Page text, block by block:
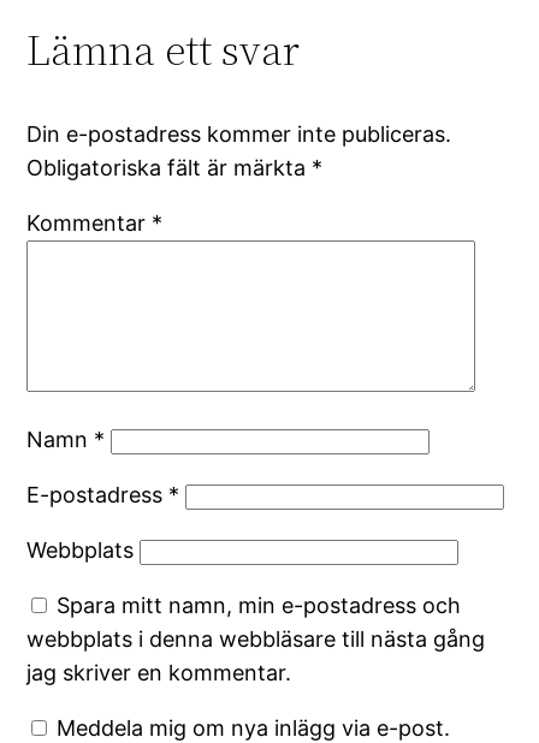
Lämna ett svar
Din e-postadress kommer inte publiceras.
Obligatoriska fält är märkta *
Kommentar *
Namn *
E-postadress *
Webbplats
Spara mitt namn, min e-postadress och
webbplats i denna webbläsare till nästa gång
jag skriver en kommentar.
Meddela mig om nya inlägg via e-post.